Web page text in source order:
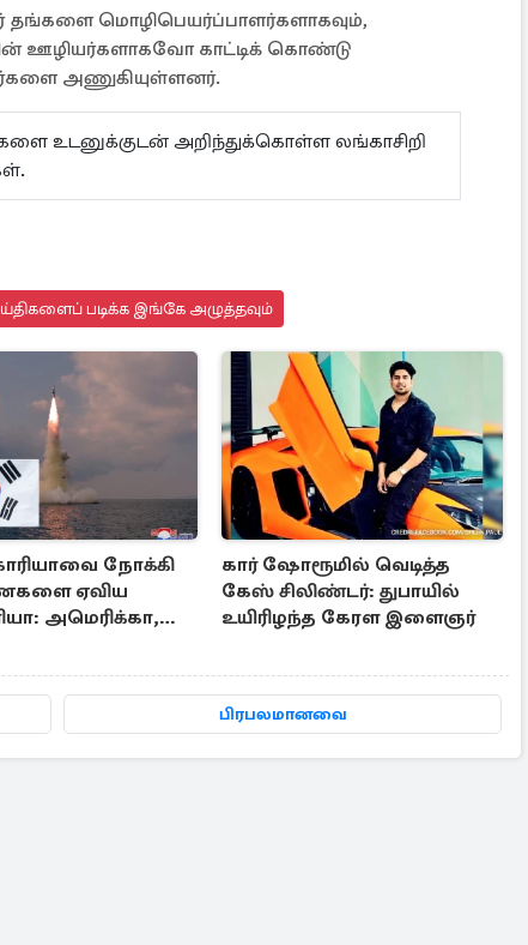
தங்களை மொழிபெயர்ப்பாளர்களாகவும்,
ஊழியர்களாகவோ காட்டிக் கொண்டு
அணுகியுள்ளனர்.
உடனுக்குடன் அறிந்துக்கொள்ள லங்காசிறி
படிக்க இங்கே அழுத்தவும்
நோக்கி
ஏவிய
அமெரிக்கா,
கார் ஷோரூமில் வெடித்த
கேஸ் சிலிண்டர்: துபாயில்
உயிரிழந்த கேரள இளைஞர்
பிரபலமானவை